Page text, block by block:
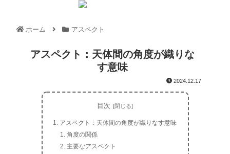
ホーム アスペクト
アスペクト：天体間の角度が織りな
す意味
2024.12.17
目次
アスペクト：天体間の角度が織りなす意味
角度の関係
主要なアスペクト